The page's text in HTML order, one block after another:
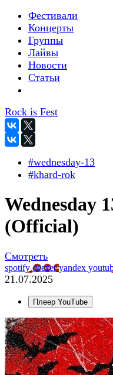
Фестивали
Концерты
Группы
Лайвы
Новости
Статьи
Rock is Fest
#wednesday-13
#khard-rok
Wednesday
(Official)
Смотреть
spotifydeezeryandex
21.07.2025
Плеер YouTube